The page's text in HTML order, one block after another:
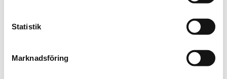
Statistik
Marknadsföring